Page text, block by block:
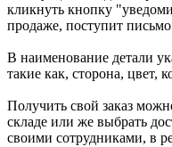
кликнуть кнопку
продаже, поступит
В наименование детали
такие как, сторона, цвет,
Получить свой заказ
складе или же выбрать
своими сотрудниками, в